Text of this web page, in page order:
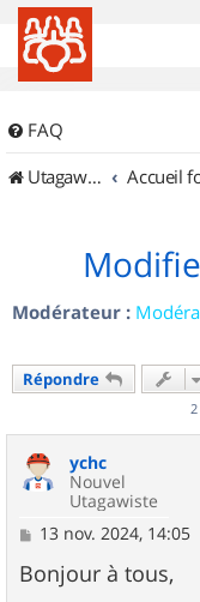
FAQ
UtagawaVTT (Randos VTT et VTTAE avec traces GPS)
Modérateur :
Répondre
2
ychc
Nouvel
Utagawiste
M
s
s
13 nov. 2024, 14:05
Bonjour à tous,